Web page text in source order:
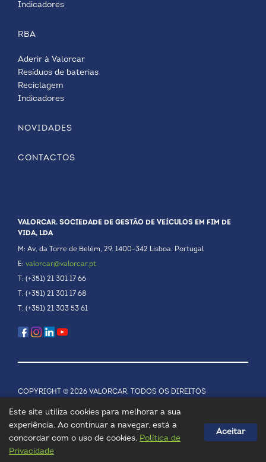
Indicadores
RBA
Aderir à Valorcar
Resíduos de baterias
Reciclagem
Indicadores
NOVIDADES
CONTACTOS
VALORCAR. SOCIEDADE DE GESTÃO DE VEÍCULOS EM FIM DE
VIDA, LDA
M: Av. da Torre de Belém, 29. 1400-342 Lisboa. Portugal
E: valorcar@valorcar.pt
T: (+351) 21 301 17 66
T: (+351) 21 301 17 68
T: (+351) 21 303 53 61
COPYRIGHT © 2026 VALORCAR, TODOS OS DIREITOS
Este site utiliza cookies para melhorar a sua
experiência. Ao continuar a navegar, está a
concordar com o uso de cookies. Política de
Privacidade
Aceitar